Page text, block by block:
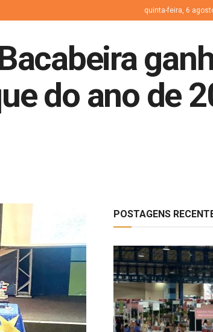
quinta-feira, 6
do ano de
POSTAGENS